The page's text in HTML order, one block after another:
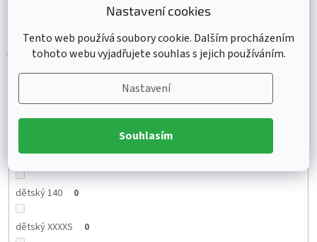
Nastavení cookies
Tento web používá soubory cookie. Dalším procházením
tohoto webu vyjadřujete souhlas s jejich používáním.
Nastavení
Souhlasím
Velikost
dětský 140 0
dětský XXXXS 0